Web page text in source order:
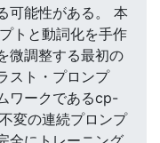
可能性がある。 本
トと動詞化を手作
微調整する最初の
スト・プロンプ
ワークであるcp-
変の連続プロンプ